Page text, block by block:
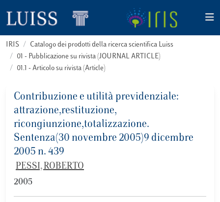
IRIS
Catalogo dei prodotti della ricerca scientifica Luiss
01 - Pubblicazione su rivista (JOURNAL ARTICLE)
01.1 - Articolo su rivista (Article)
Contribuzione e utilità previdenziale:
attrazione,restituzione,
ricongiunzione,totalizzazione.
Sentenza(30 novembre 2005)9 dicembre
2005 n. 439
PESSI, ROBERTO
2005